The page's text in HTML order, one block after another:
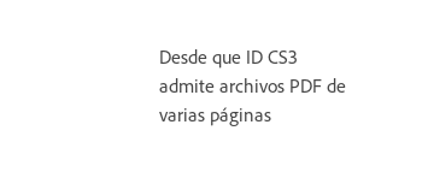
Desde que ID CS3
admite archivos PDF de
varias páginas